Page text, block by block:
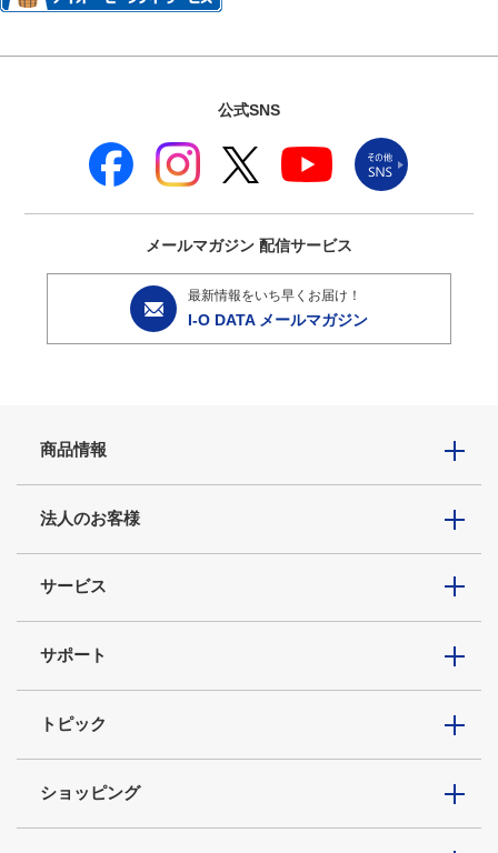
公式SNS
メールマガジン 配信サービス
最新情報をいち早くお届け！
I-O DATA メールマガジン
商品情報
法人のお客様
サービス
サポート
トピック
ショッピング